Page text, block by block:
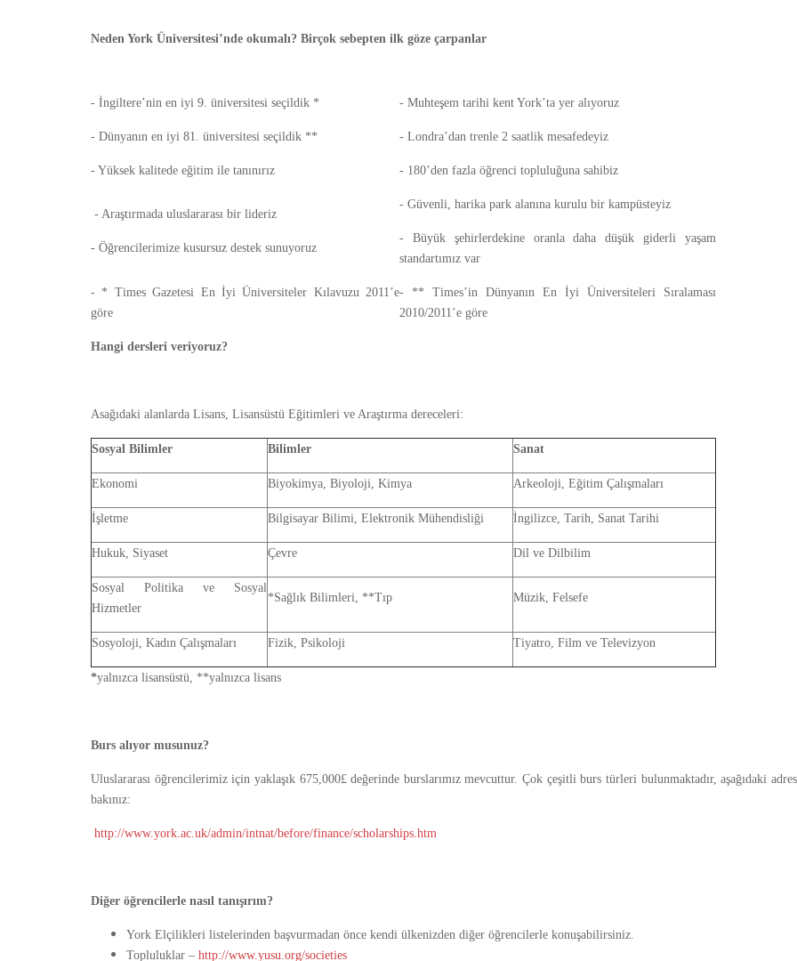
Neden York Üniversitesi’nde okumalı? Birçok sebepten ilk göze çarpanlar
- İngiltere’nin en iyi 9. üniversitesi seçildik * - Muhteşem tarihi kent York’ta yer alıyoruz
- Dünyanın en iyi 81. üniversitesi seçildik ** - Londra’dan trenle 2 saatlik mesafedeyiz
- Yüksek kalitede eğitim ile tanınırız - 180’den fazla öğrenci topluluğuna sahibiz
- Araştırmada uluslararası bir lideriz
- Öğrencilerimize kusursuz destek sunuyoruz
- Güvenli, harika park alanına kurulu bir kampüsteyiz
- Büyük şehirlerdekine oranla daha düşük giderli yaşam
standartımız var
- * Times Gazetesi En İyi Üniversiteler Kılavuzu 2011’e
göre
- ** Times’in Dünyanın En İyi Üniversiteleri Sıralaması
2010/2011’e göre
Hangi dersleri veriyoruz?
Asağıdaki alanlarda Lisans, Lisansüstü Eğitimleri ve Araştırma dereceleri:
Sosyal Bilimler Bilimler Sanat
Ekonomi Biyokimya, Biyoloji, Kimya Arkeoloji, Eğitim Çalışmaları
İşletme Bilgisayar Bilimi, Elektronik Mühendisliği İngilizce, Tarih, Sanat Tarihi
Hukuk, Siyaset Çevre Dil ve Dilbilim
Sosyal Politika ve Sosyal
Hizmetler
*Sağlık Bilimleri, **Tıp Müzik, Felsefe
Sosyoloji, Kadın Çalışmaları Fizik, Psikoloji Tiyatro, Film ve Televizyon
*yalnızca lisansüstü, **yalnızca lisans
Burs alıyor musunuz?
Uluslararası öğrencilerimiz için yaklaşık 675,000£ değerinde burslarımız mevcuttur. Çok çeşitli burs türleri bulunmaktadır, aşağıdaki
bakınız:
http://www.york.ac.uk/admin/intnat/before/finance/scholarships.htm
Diğer öğrencilerle nasıl tanışırım?
York Elçilikleri listelerinden başvurmadan önce kendi ülkenizden diğer öğrencilerle konuşabilirsiniz.
Topluluklar – http://www.yusu.org/societies